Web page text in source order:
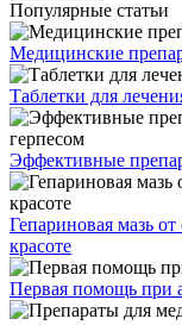
Популярные статьи
Медицинские
Таблетки для
Эффективные
Гепариновая мазь
красоте
Первая помощь при